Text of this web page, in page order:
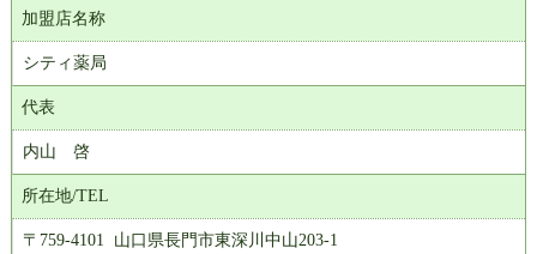
加盟店名称
シティ薬局
代表
内山 啓
所在地/TEL
〒759-4101 山口県長門市東深川中山203-1